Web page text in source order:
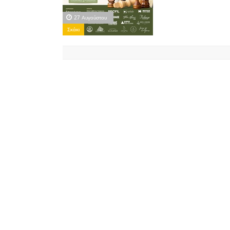
27 Αυγούστου
Σκάκι